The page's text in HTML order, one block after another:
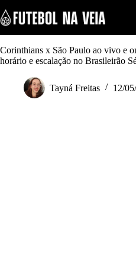
k
i
p
t
o
Corinthians x São Paulo ao vivo e
horário e escalação no Brasileirão
Tayná Freitas 12/